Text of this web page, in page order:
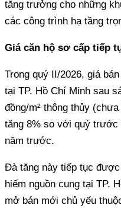
tăng trưởng cho những
các công trình hạ tầng
Giá căn hộ sơ cấp tiếp
Trong quý II/2026, giá
tại TP. Hồ Chí Minh sau
đồng/m² thông thủy
tăng 8% so với quý
năm trước.
Đà tăng này tiếp tục
hiếm nguồn cung tại TP.
mở bán mới chủ yếu